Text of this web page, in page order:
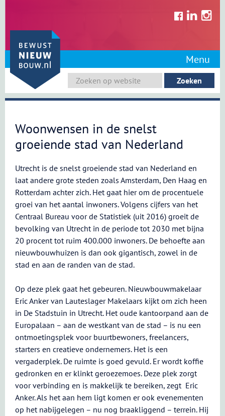
content
Menu
Woonwensen in de snelst
groeiende stad van Nederland
Utrecht is de snelst groeiende stad van Nederland en
laat andere grote steden zoals Amsterdam, Den Haag en
Rotterdam achter zich. Het gaat hier om de procentuele
groei van het aantal inwoners. Volgens cijfers van het
Centraal Bureau voor de Statistiek (uit 2016) groeit de
bevolking van Utrecht in de periode tot 2030 met bijna
20 procent tot ruim 400.000 inwoners. De behoefte aan
nieuwbouwhuizen is dan ook gigantisch, zowel in de
stad en aan de randen van de stad.
Op deze plek gaat het gebeuren. Nieuwbouwmakelaar
Eric Anker van Lauteslager Makelaars kijkt om zich heen
in De Stadstuin in Utrecht. Het oude kantoorpand aan de
Europalaan – aan de westkant van de stad – is nu een
ontmoetingsplek voor buurtbewoners, freelancers,
starters en creatieve ondernemers. Het is een
vergaderplek. De ruimte is goed gevuld. Er wordt koffie
gedronken en er klinkt geroezemoes. Deze plek zorgt
voor verbinding en is makkelijk te bereiken, zegt Eric
Anker. Als het aan hem ligt komen er ook evenementen
op het nabijgelegen – nu nog braakliggend – terrein. Hij